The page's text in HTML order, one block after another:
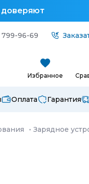
доверяют
799-96-69
Избранное
Оплата Гарантия
· Зарядное